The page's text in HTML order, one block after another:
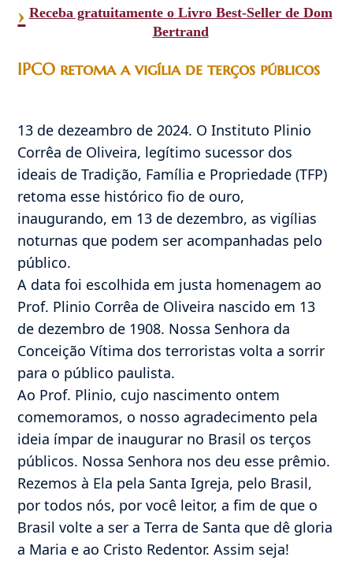
› Receba gratuitamente o Livro Best-Seller de Dom
Bertrand
IPCO retoma a vigília de terços públicos
13 de dezeambro de 2024. O Instituto Plinio
Corrêa de Oliveira, legítimo sucessor dos
ideais de Tradição, Família e Propriedade (TFP)
retoma esse histórico fio de ouro,
inaugurando, em 13 de dezembro, as vigílias
noturnas que podem ser acompanhadas pelo
público.
A data foi escolhida em justa homenagem ao
Prof. Plinio Corrêa de Oliveira nascido em 13
de dezembro de 1908. Nossa Senhora da
Conceição Vítima dos terroristas volta a sorrir
para o público paulista.
Ao Prof. Plinio, cujo nascimento ontem
comemoramos, o nosso agradecimento pela
ideia ímpar de inaugurar no Brasil os terços
públicos. Nossa Senhora nos deu esse prêmio.
Rezemos à Ela pela Santa Igreja, pelo Brasil,
por todos nós, por você leitor, a fim de que o
Brasil volte a ser a Terra de Santa que dê gloria
a Maria e ao Cristo Redentor. Assim seja!